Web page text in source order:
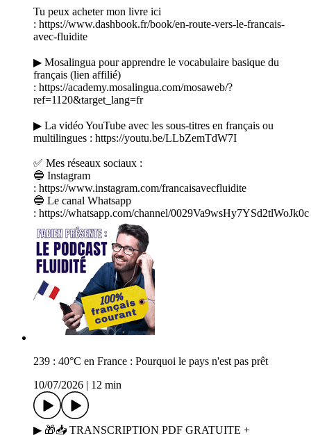
Tu peux acheter mon livre ici
: https://www.dashbook.fr/book/en-route-vers-le-francais-
avec-fluidite
▶ Mosalingua pour apprendre le vocabulaire basique du
français (lien affilié)
: https://academy.mosalingua.com/mosaweb/?
ref=1120&target_lang=fr
▶ La vidéo YouTube avec les sous-titres en français ou
multilingues : https://youtu.be/LLbZemTdW7I
✅ Mes réseaux sociaux :
🔵 Instagram
: https://www.instagram.com/francaisavecfluidite
🔵 Le canal Whatsapp
: https://whatsapp.com/channel/0029Va9wsHy7YSd2tlWoJk0c
239 : 40°C en France : Pourquoi le pays n'est pas prêt
10/07/2026
12 min
▶ 🎁📥 TRANSCRIPTION PDF GRATUITE +